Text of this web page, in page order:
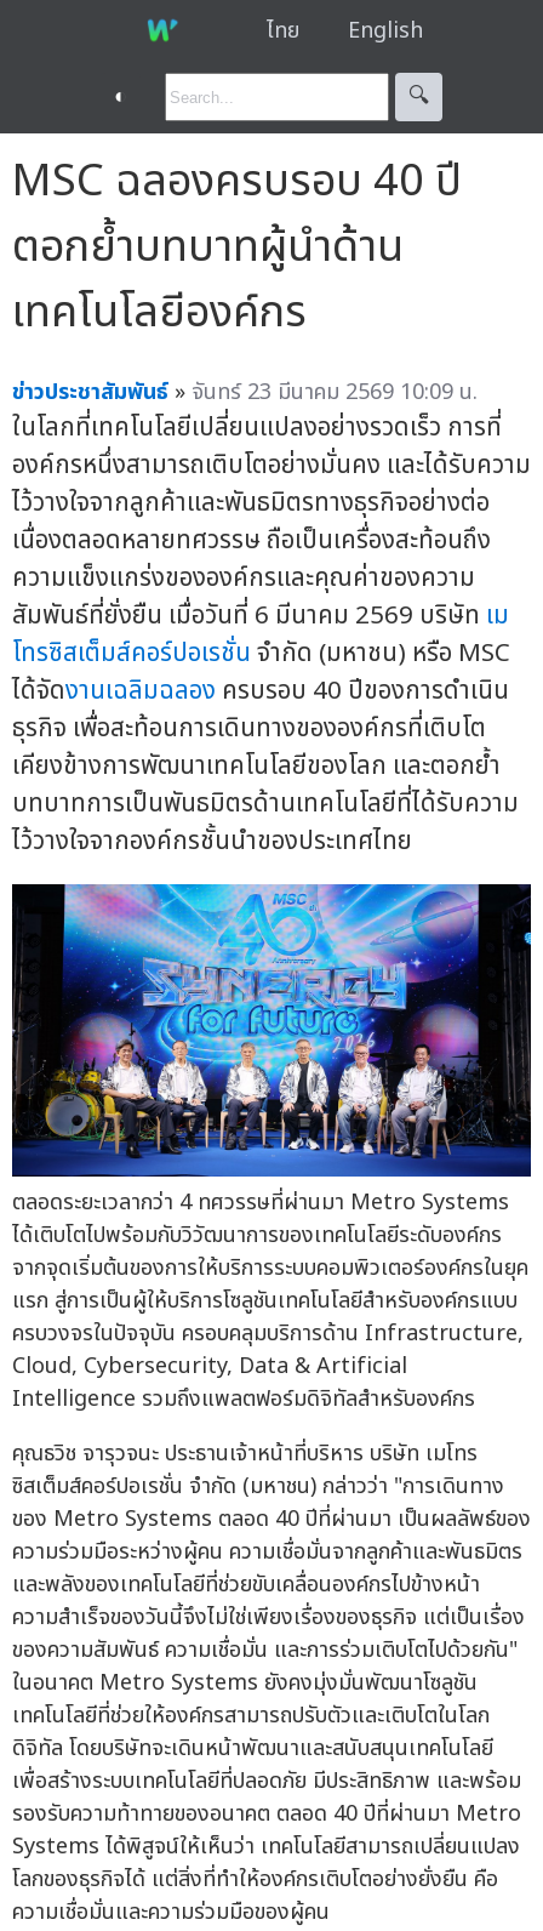
ไทย English
◐ 🔍︎
MSC ฉลองครบรอบ 40 ปี
ตอกย้ำบทบาทผู้นำด้าน
เทคโนโลยีองค์กร
ข่าวประชาสัมพันธ์ » จันทร์ 23 มีนาคม 2569 10:09 น.
ในโลกที่เทคโนโลยีเปลี่ยนแปลงอย่างรวดเร็ว การที่
องค์กรหนึ่งสามารถเติบโตอย่างมั่นคง และได้รับความ
ไว้วางใจจากลูกค้าและพันธมิตรทางธุรกิจอย่างต่อ
เนื่องตลอดหลายทศวรรษ ถือเป็นเครื่องสะท้อนถึง
ความแข็งแกร่งขององค์กรและคุณค่าของความ
สัมพันธ์ที่ยั่งยืน เมื่อวันที่ 6 มีนาคม 2569 บริษัท เม
โทรซิสเต็มส์คอร์ปอเรชั่น จำกัด (มหาชน) หรือ MSC
ได้จัดงานเฉลิมฉลอง ครบรอบ 40 ปีของการดำเนิน
ธุรกิจ เพื่อสะท้อนการเดินทางขององค์กรที่เติบโต
เคียงข้างการพัฒนาเทคโนโลยีของโลก และตอกย้ำ
บทบาทการเป็นพันธมิตรด้านเทคโนโลยีที่ได้รับความ
ไว้วางใจจากองค์กรชั้นนำของประเทศไทย
ตลอดระยะเวลากว่า 4 ทศวรรษที่ผ่านมา Metro Systems
ได้เติบโตไปพร้อมกับวิวัฒนาการของเทคโนโลยีระดับองค์กร
จากจุดเริ่มต้นของการให้บริการระบบคอมพิวเตอร์องค์กรในยุค
แรก สู่การเป็นผู้ให้บริการโซลูชันเทคโนโลยีสำหรับองค์กรแบบ
ครบวงจรในปัจจุบัน ครอบคลุมบริการด้าน Infrastructure,
Cloud, Cybersecurity, Data & Artificial
Intelligence รวมถึงแพลตฟอร์มดิจิทัลสำหรับองค์กร
คุณธวิช จารุวจนะ ประธานเจ้าหน้าที่บริหาร บริษัท เมโทร
ซิสเต็มส์คอร์ปอเรชั่น จำกัด (มหาชน) กล่าวว่า "การเดินทาง
ของ Metro Systems ตลอด 40 ปีที่ผ่านมา เป็นผลลัพธ์ของ
ความร่วมมือระหว่างผู้คน ความเชื่อมั่นจากลูกค้าและพันธมิตร
และพลังของเทคโนโลยีที่ช่วยขับเคลื่อนองค์กรไปข้างหน้า
ความสำเร็จของวันนี้จึงไม่ใช่เพียงเรื่องของธุรกิจ แต่เป็นเรื่อง
ของความสัมพันธ์ ความเชื่อมั่น และการร่วมเติบโตไปด้วยกัน"
ในอนาคต Metro Systems ยังคงมุ่งมั่นพัฒนาโซลูชัน
เทคโนโลยีที่ช่วยให้องค์กรสามารถปรับตัวและเติบโตในโลก
ดิจิทัล โดยบริษัทจะเดินหน้าพัฒนาและสนับสนุนเทคโนโลยี
เพื่อสร้างระบบเทคโนโลยีที่ปลอดภัย มีประสิทธิภาพ และพร้อม
รองรับความท้าทายของอนาคต ตลอด 40 ปีที่ผ่านมา Metro
Systems ได้พิสูจน์ให้เห็นว่า เทคโนโลยีสามารถเปลี่ยนแปลง
โลกของธุรกิจได้ แต่สิ่งที่ทำให้องค์กรเติบโตอย่างยั่งยืน คือ
ความเชื่อมั่นและความร่วมมือของผู้คน